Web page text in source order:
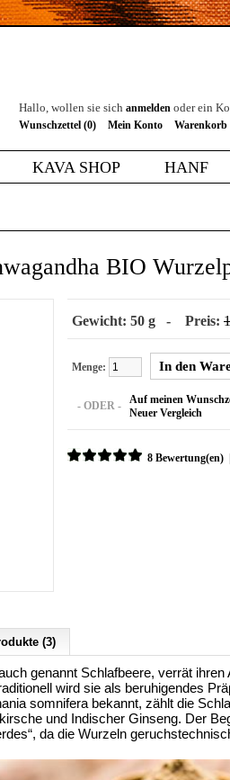
Hallo, wollen sie sich anmelden oder ein
Wunschzettel (0) Mein Konto Warenkorb
KAVA SHOP HANF
BIO
Gewicht: 50 g - Preis:
Menge:
- ODER -
Auf meinen
Neuer Vergleich
8 Bewertung(en)
(3)
genannt Schlafbeere, verrät
wird sie als beruhigendes
somnifera bekannt, zählt die
und Indischer Ginseng. Der
da die Wurzeln